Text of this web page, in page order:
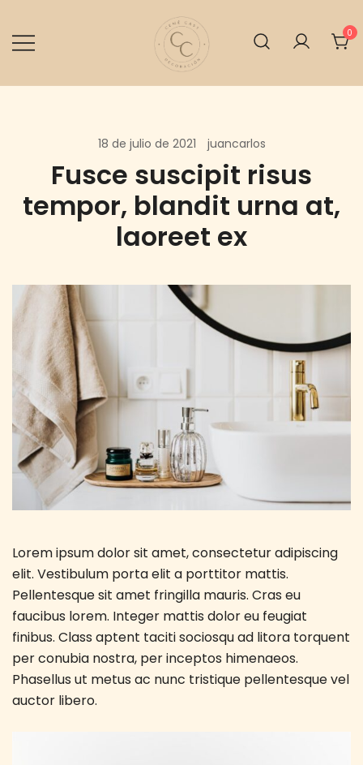
contenido
0
18 de julio de 2021 juancarlos
Fusce suscipit risus
tempor, blandit urna at,
laoreet ex
Lorem ipsum dolor sit amet, consectetur adipiscing
elit. Vestibulum porta elit a porttitor mattis.
Pellentesque sit amet fringilla mauris. Cras eu
faucibus lorem. Integer mattis dolor eu feugiat
finibus. Class aptent taciti sociosqu ad litora torquent
per conubia nostra, per inceptos himenaeos.
Phasellus ut metus ac nunc tristique pellentesque vel
auctor libero.